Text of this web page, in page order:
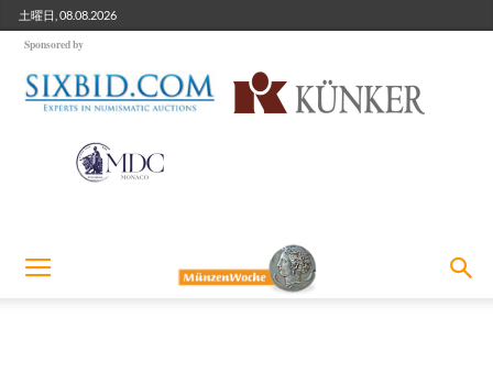
土曜日, 08.08.2026
Sponsored by